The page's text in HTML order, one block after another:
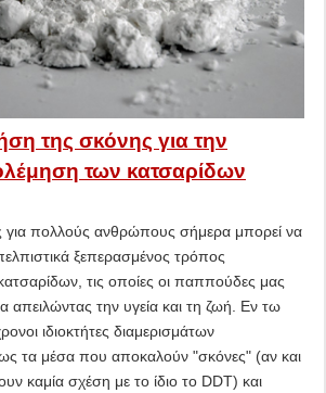
της σκόνης για την
των κατσαρίδων
πολλούς ανθρώπους σήμερα μπορεί να
ξεπερασμένος τρόπος
τις οποίες οι παππούδες μας
απειλώντας την υγεία και τη ζωή. Εν τω
ιδιοκτήτες διαμερισμάτων
τα μέσα που αποκαλούν "σκόνες" (αν και
καμία σχέση με το ίδιο το DDT) και